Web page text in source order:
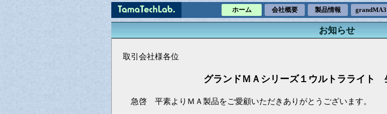
製品情報
会社概要
ホーム
お知らせ
取引会社様各位
グランドＭＡシリーズ１ウルトラライト
急啓 平素よりＭＡ製品をご愛顧いただきありがとうございます。